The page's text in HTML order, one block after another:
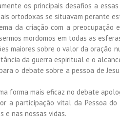
os principais desafios a
ortodoxas se situavam perante
da criação com a preocupação
mordomos em todas as
maiores sobre o valor da oração
da guerra espiritual e o
o debate sobre a pessoa de
forma mais eficaz no debate
a participação vital da Pessoa
e nas nossas vidas.